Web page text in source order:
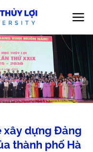
xây dựng Đảng
thành phố Hà